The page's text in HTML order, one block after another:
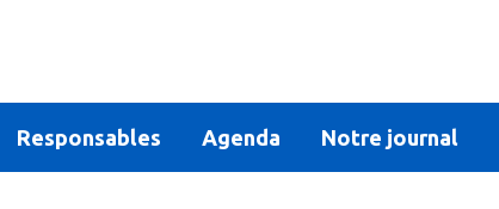
Responsables Agenda Notre journal